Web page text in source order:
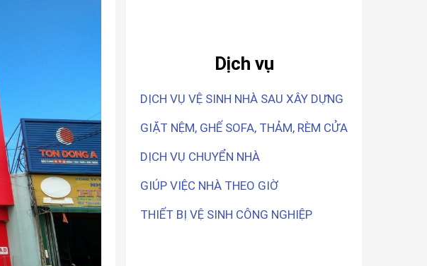
Dịch vụ
DỊCH VỤ VỆ SINH NHÀ SAU XÂY DỰNG
GIẶT NỆM, GHẾ SOFA, THẢM, RÈM CỬA
DỊCH VỤ CHUYỂN NHÀ
GIÚP VIỆC NHÀ THEO GIỜ
THIẾT BỊ VỆ SINH CÔNG NGHIỆP